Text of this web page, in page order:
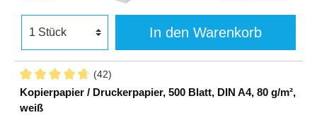
In den Warenkorb
(42)
Kopierpapier / Druckerpapier, 500 Blatt, DIN A4, 80 g/m²,
weiß